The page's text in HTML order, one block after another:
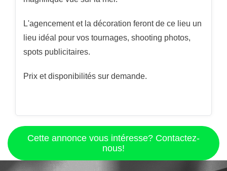
L'agencement et la décoration feront de ce lieu un
lieu idéal pour vos tournages, shooting photos,
spots publicitaires.
Prix et disponibilités sur demande.
Cette annonce vous intéresse? Contactez-
nous!